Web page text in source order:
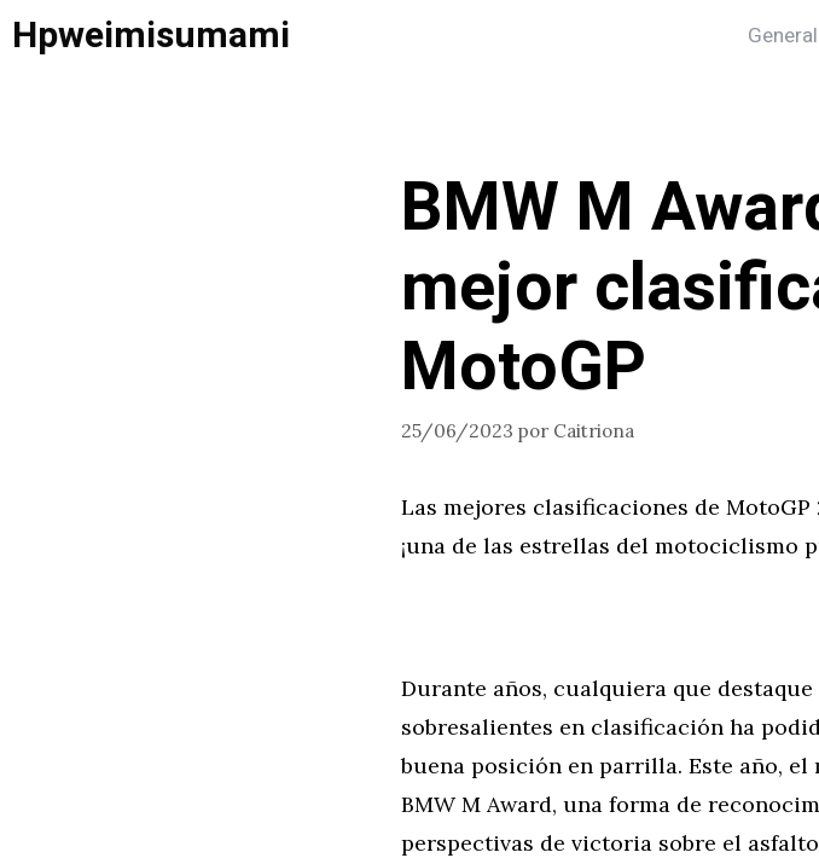
Saltar
alHpweimisumami General
BMW M
mejor
MotoGP
25/06/2023 por Caitriona
Las mejores clasificaciones de MotoGP
¡una de las estrellas del motociclismo
Durante años, cualquiera que
sobresalientes en clasificación ha
buena posición en parrilla. Este año,
BMW M Award, una forma de
perspectivas de victoria sobre el